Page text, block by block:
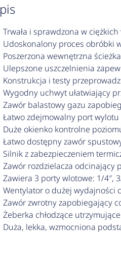
opis
Trwała i sprawdzona w
Udoskonalony proces obróbki
Poszerzona wewnętrzna
Ulepszone uszczelnienia
Konstrukcja i testy
Wygodny uchwyt ułatwiający
Zawór balastowy gazu
Łatwo zdejmowalny port
Duże okienko kontrolne
Łatwo dostępny zawór
Silnik z zabezpieczeniem
Zawór rozdzielacza odcinający
Zawiera 3 porty wlotowe: 1/4″,
Wentylator o dużej wydajności
Zawór zwrotny zapobiegający
Żeberka chłodzące
Duża, lekka, wzmocniona